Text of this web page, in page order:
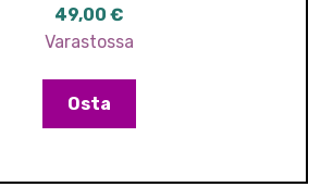
49,00 €
Varastossa
Osta